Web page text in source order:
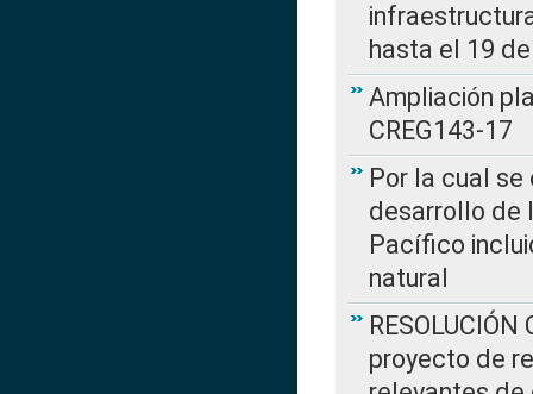
hasta el 19
Ampliación
CREG143-17
Por la cual
desarrollo de
Pacífico
natural
proyecto de